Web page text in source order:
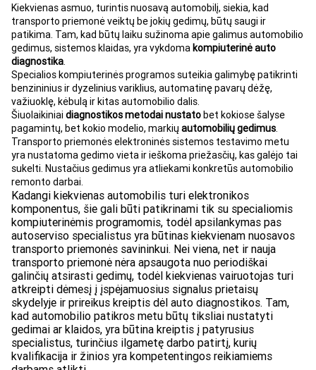
Kiekvienas asmuo, turintis nuosavą automobilį, siekia, kad
transporto priemonė veiktų be jokių gedimų, būtų saugi ir
patikima. Tam, kad būtų laiku sužinoma apie galimus automobilio
gedimus, sistemos klaidas, yra vykdomakompiuterinė auto
diagnostika.
Specialioskompiuterinės programossuteikia galimybę patikrinti
benzininius ir dyzelinius variklius, automatinę pavarų dėžę,
važiuoklę, kėbulą ir kitas automobilio dalis.
Šiuolaikiniai diagnostikos metodai nustatobet kokiose šalyse
pagamintų, bet kokio modelio, markių automobilių gedimus.
Transporto priemonės elektroninės sistemos testavimo metu
yra nustatoma gedimo vieta ir ieškoma priežasčių, kas galėjo tai
sukelti. Nustačius gedimus yra atliekami konkretūs automobilio
remonto darbai.
Kadangi kiekvienas automobilis turi elektronikos
komponentus, šie gali būti patikrinami tik su specialiomis
kompiuterinėmis programomis, todėl apsilankymas pas
autoserviso specialistus yra būtinas kiekvienam nuosavos
transporto priemonės savininkui. Nei viena, net ir nauja
transporto priemonė nėra apsaugota nuo periodiškai
galinčių atsirasti gedimų, todėl kiekvienas vairuotojas turi
atkreipti dėmesį į įspėjamuosius signalus prietaisų
skydelyje ir prireikus kreiptis dėl auto diagnostikos. Tam,
kad automobilio patikros metu būtų tiksliai nustatyti
gedimai ar klaidos, yra būtina kreiptis į patyrusius
specialistus, turinčius ilgametę darbo patirtį, kurių
kvalifikacija ir žinios yra kompetentingos reikiamiems